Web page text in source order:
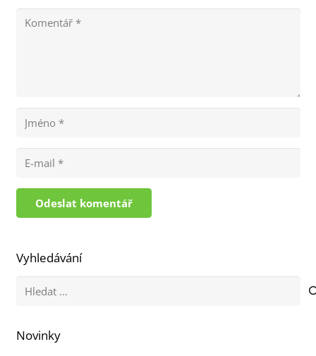
Odeslat komentář
Vyhledávání
Vyhledávání
Novinky